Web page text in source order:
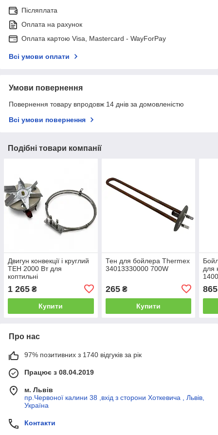
Післяплата
Оплата на рахунок
Оплата картою Visa, Mastercard - WayForPay
Всі умови оплати
Умови повернення
Повернення товару впродовж 14 днів за домовленістю
Всі умови повернення
Подібні товари компанії
Двигун конвекції і круглий
ТЕН 2000 Вт для
коптильні
1 265 ₴
Купити
Тен для бойлера Thermex
34013330000 700W
265₴
Купити
для
865
Про нас
97% позитивних з 1740 відгуків за рік
Працює з 08.04.2019
м. Львів
пр.Червоної калини 38 ,вхід з сторони Хоткевича , Львів,
Україна
Контакти